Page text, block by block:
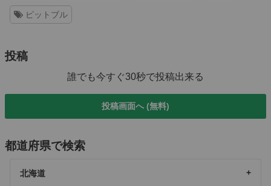
ピットブル
投稿
誰でも今すぐ30秒で投稿出来る
投稿画面へ (無料)
都道府県で検索
北海道